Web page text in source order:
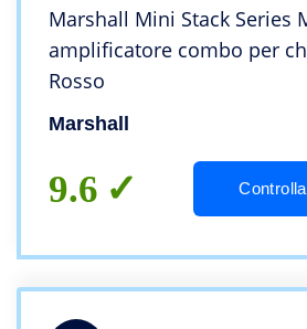
Marshall Mini Stack Series
amplificatore combo per
Rosso
Marshall
9.6